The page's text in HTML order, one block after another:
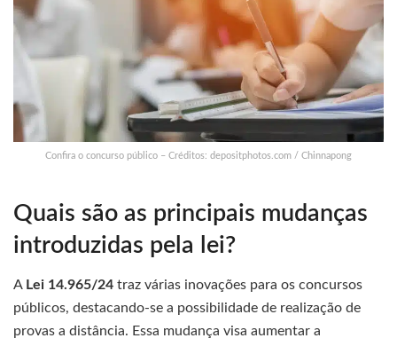
Confira o concurso público – Créditos: depositphotos.com / Chinnapong
Quais são as principais mudanças
introduzidas pela lei?
A Lei 14.965/24 traz várias inovações para os concursos
públicos, destacando-se a possibilidade de realização de
provas a distância. Essa mudança visa aumentar a